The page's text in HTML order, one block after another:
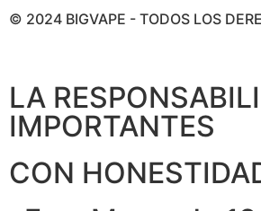
© 2024 BIGVAPE - TODOS LOS
LA
IMPORTANTES
CON